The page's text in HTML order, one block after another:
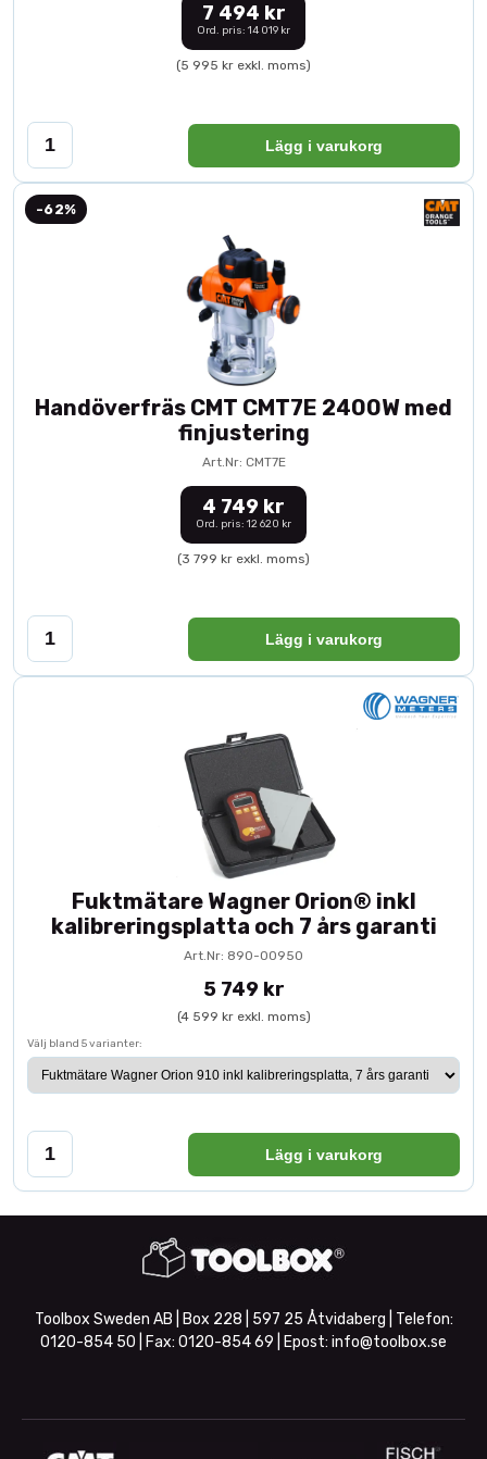
7 494 kr
Ord. pris: 14 019 kr
(5 995 kr exkl. moms)
Lägg i varukorg
-62%
Handöverfräs CMT CMT7E 2400W med
finjustering
Art.Nr: CMT7E
4 749 kr
Ord. pris: 12 620 kr
(3 799 kr exkl. moms)
Lägg i varukorg
Fuktmätare Wagner Orion® inkl
kalibreringsplatta och 7 års garanti
Art.Nr: 890-00950
5 749 kr
(4 599 kr exkl. moms)
Välj bland 5 varianter:
Lägg i varukorg
Toolbox Sweden AB | Box 228 | 597 25 Åtvidaberg | Telefon:
0120-854 50 | Fax: 0120-854 69 | Epost: info@toolbox.se